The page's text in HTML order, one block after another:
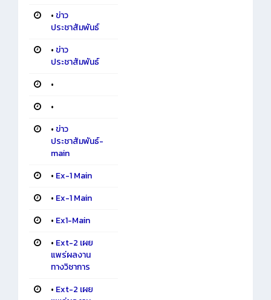
• ข่าว
ประชาสัมพันธ์
• ข่าว
ประชาสัมพันธ์
•
•
• ข่าว
ประชาสัมพันธ์-
main
• Ex-1 Main
• Ex-1 Main
• Ex1-Main
• Ext-2 เผย
แพร่ผลงาน
ทางวิชาการ
• Ext-2 เผย